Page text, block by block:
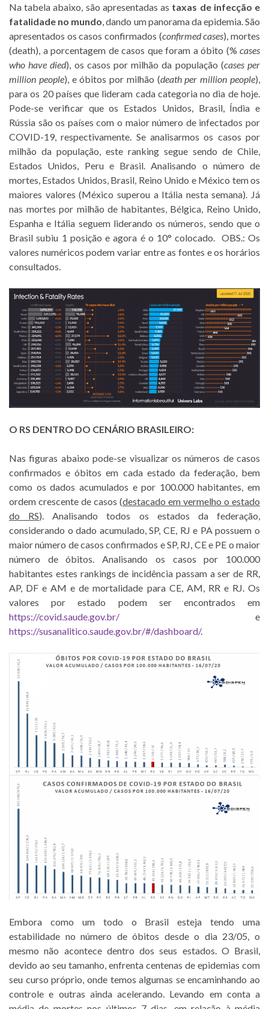
Na tabela abaixo, são apresentadas as taxas de infecção e
fatalidade no mundo , dando um panorama da epidemia. São
apresentados os casos confirmados (confirmed cases), mortes
(death), a porcentagem de casos que foram a óbito (% cases
who have died), os casos por milhão da população (cases per
million people), e óbitos por milhão (death per million people),
para os 20 países que lideram cada categoria no dia de hoje.
Pode-se verificar que os Estados Unidos, Brasil, Índia e
Rússia são os países com o maior número de infectados por
COVID-19, respectivamente. Se analisarmos os casos por
milhão da população, este ranking segue sendo de Chile,
Estados Unidos, Peru e Brasil. Analisando o número de
mortes, Estados Unidos, Brasil, Reino Unido e México tem os
maiores valores (México superou a Itália nesta semana). Já
nas mortes por milhão de habitantes, Bélgica, Reino Unido,
Espanha e Itália seguem liderando os números, sendo que o
Brasil subiu 1 posição e agora é o 10° colocado. OBS.: Os
valores numéricos podem variar entre as fontes e os horários
consultados.
O RS DENTRO DO CENÁRIO BRASILEIRO:
Nas figuras abaixo pode-se visualizar os números de casos
confirmados e óbitos em cada estado da federação, bem
como os dados acumulados e por 100.000 habitantes, em
ordem crescente de casos (destacado em vermelho o estado
do RS). Analisando todos os estados da federação,
considerando o dado acumulado, SP, CE, RJ e PA possuem o
maior número de casos confirmados e SP, RJ, CE e PE o maior
número de óbitos. Analisando os casos por 100.000
habitantes estes rankings de incidência passam a ser de RR,
AP, DF e AM e de mortalidade para CE, AM, RR e RJ. Os
valores por estado podem ser encontrados em
https://covid.saude.gov.br/ e
https://susanalitico.saude.gov.br/#/dashboard/.
Embora como um todo o Brasil esteja tendo uma
estabilidade no número de óbitos desde o dia 23/05, o
mesmo não acontece dentro dos seus estados. O Brasil,
devido ao seu tamanho, enfrenta centenas de epidemias com
seu curso próprio, onde temos algumas se encaminhando ao
controle e outras ainda acelerando. Levando em conta a